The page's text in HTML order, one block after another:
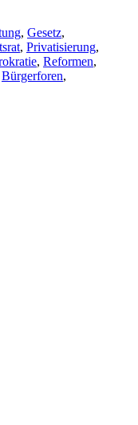
, Gesetz,
, Privatisierung,
, Reformen,
Bürgerforen,